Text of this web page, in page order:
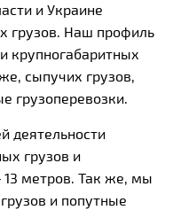
и Украине
грузов. Наш профиль
крупногабаритных
сыпучих грузов,
грузоперевозки.
деятельности
грузов и
13 метров. Так же, мы
и попутные